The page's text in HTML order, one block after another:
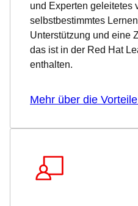
und Experten geleitetes
selbstbestimmtes
Unterstützung und eine
das ist in der Red Hat
enthalten.
Mehr über die